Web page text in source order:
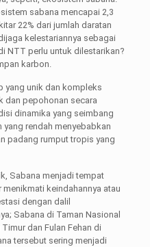
sabana mencapai 2,3
22% dari jumlah daratan
kelestariannya sebagai
NTT perlu untuk dilestarikan?
karbon.
yang unik dan kompleks
dan pepohonan secara
dinamika yang seimbang
yang rendah menyebabkan
padang rumput tropis yang
Sabana menjadi tempat
keindahannya atau
dengan dalil
Sabana di Taman Nasional
dan Fulan Fehan di
tersebut sering menjadi